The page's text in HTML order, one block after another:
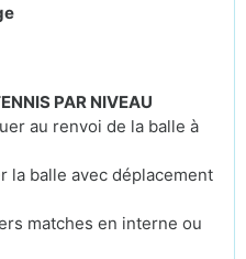
PAR NIVEAU
au renvoi de la balle à
la balle avec déplacement
matches en interne ou